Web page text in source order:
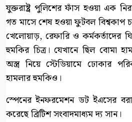
যুক্তরাষ্ট্র পুলিশের ফাঁস হওয়া এক
গত মাসে শেষ হওয়া ফুটবল বিশ্বকাপ
খেলোয়াড়, রেফারি ও কর্মকর্তাদের
হুমকির চিত্র। যেখানে ছিল বোমা
অস্ত্র নিয়ে স্টেডিয়ামে ঢোকার
হামলার হুমকিও।
স্পেনের ইনফরমেশন ডট ইএসের
করেছে ব্রিটিশ সংবাদমাধ্যম দ্য সান।